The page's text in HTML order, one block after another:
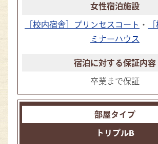
［校内宿舎］プリンセスコート ・
ミナーハウス
卒業まで保証
トリプルB